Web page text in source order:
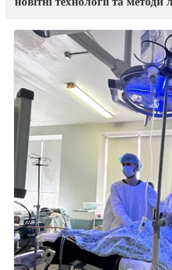
На базі лікувальних
працює кафедра
Міські центри на базі
Успішно освоєно та
новітні технології та